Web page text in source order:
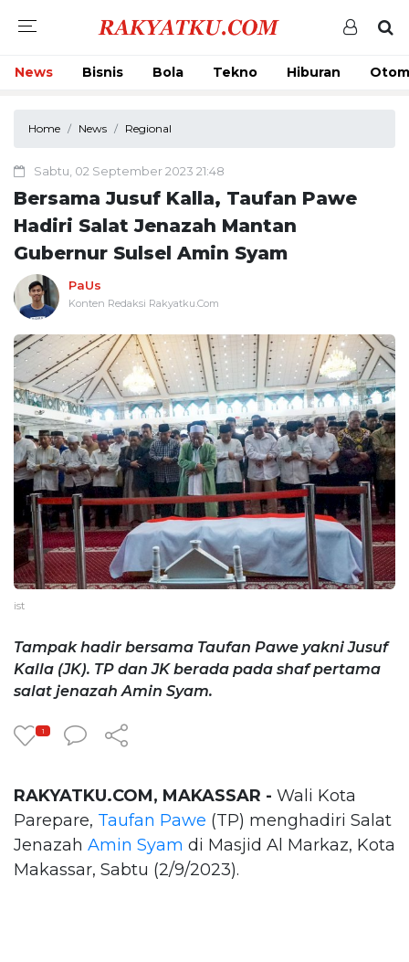
News Bisnis Bola Tekno Hiburan
Home News Regional
Sabtu, 02 September 2023 21:48
Bersama Jusuf Kalla, Taufan Pawe
Hadiri Salat Jenazah Mantan
Gubernur Sulsel Amin Syam
PaUs
Konten Redaksi Rakyatku.Com
ist
Tampak hadir bersama Taufan Pawe yakni Jusuf
Kalla (JK). TP dan JK berada pada shaf pertama
salat jenazah Amin Syam.
1
RAKYATKU.COM, MAKASSAR - Wali Kota
Parepare, Taufan Pawe (TP) menghadiri Salat
Jenazah Amin Syam di Masjid Al Markaz, Kota
Makassar, Sabtu (2/9/2023).